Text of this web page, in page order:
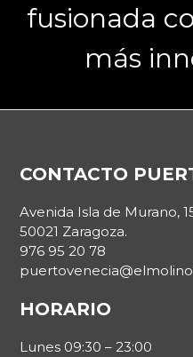
fusionada
más
CONTACTO
Avenida Isla de Murano,
50021 Zaragoza.
976 95 20 78
HORARIO
Lunes 09:30 – 23:00